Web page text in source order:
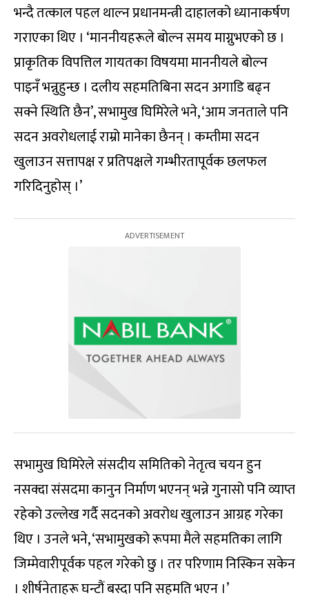
भन्दै तत्काल पहल थाल्न प्रधानमन्त्री दाहालको ध्यानाकर्षण
गराएका थिए । ‘माननीयहरूले बोल्न समय माग्नुभएको छ ।
प्राकृतिक विपत्तिल गायतका विषयमा माननीयले बोल्न
पाइनँ भन्नुहुन्छ । दलीय सहमतिबिना सदन अगाडि बढ्न
सक्ने स्थिति छैन’, सभामुख घिमिरेले भने, ‘आम जनताले पनि
सदन अवरोधलाई राम्रो मानेका छैनन् । कम्तीमा सदन
खुलाउन सत्तापक्ष र प्रतिपक्षले गम्भीरतापूर्वक छलफल
गरिदिनुहोस् ।’
सभामुख घिमिरेले संसदीय समितिको नेतृत्व चयन हुन
नसक्दा संसदमा कानुन निर्माण भएनन् भन्ने गुनासो पनि व्याप्त
रहेको उल्लेख गर्दै सदनको अवरोध खुलाउन आग्रह गरेका
थिए । उनले भने, ‘सभामुखको रूपमा मैले सहमतिका लागि
जिम्मेवारीपूर्वक पहल गरेको छु । तर परिणाम निस्किन सकेन
। शीर्षनेताहरू घन्टौं बस्दा पनि सहमति भएन ।’